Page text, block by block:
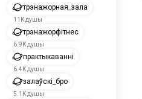
трэнажорная_зала
11K душы
трэнажорфітнес
6.9K душы
практыкаванні
6.4K душы
залаўскі_бро
5.1K душы